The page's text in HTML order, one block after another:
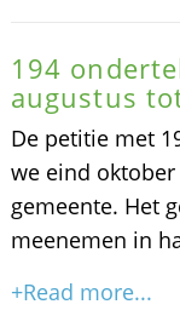
194
augustus
De petitie met
we eind
gemeente. Het
meenemen in
+Read more...